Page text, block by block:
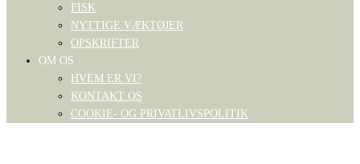
FISK
NYTTIGE VÆKTØJER
OPSKRIFTER
OM OS
HVEM ER VI?
KONTAKT OS
COOKIE- OG PRIVATLIVSPOLITIK